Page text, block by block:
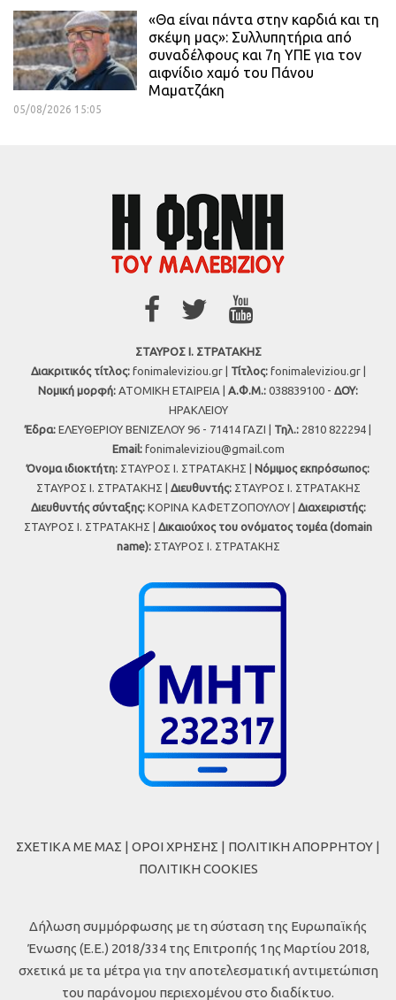
«Θα είναι πάντα στην καρδιά και τη
σκέψη μας»: Συλλυπητήρια από
συναδέλφους και 7η ΥΠΕ για τον
αιφνίδιο χαμό του Πάνου
Μαματζάκη
05/08/2026 15:05
ΣΤΑΥΡΟΣ Ι. ΣΤΡΑΤΑΚΗΣ
Διακριτικός τίτλος:fonimaleviziou.gr | Τίτλος:fonimaleviziou.gr |
Νομική μορφή: ΑΤΟΜΙΚΗ ΕΤΑΙΡΕΙΑ | Α.Φ.Μ.: 038839100 - ΔΟΥ:
ΗΡΑΚΛΕΙΟΥ
Έδρα: ΕΛΕΥΘΕΡΙΟΥ ΒΕΝΙΖΕΛΟΥ 96 - 71414 ΓΑΖΙ | Τηλ.: 2810 822294 |
Εmail: fonimaleviziou@gmail.com
Όνομα ιδιοκτήτη: ΣΤΑΥΡΟΣ Ι. ΣΤΡΑΤΑΚΗΣ | Νόμιμος εκπρόσωπος:
ΣΤΑΥΡΟΣ Ι. ΣΤΡΑΤΑΚΗΣ | Διευθυντής:ΣΤΑΥΡΟΣ Ι. ΣΤΡΑΤΑΚΗΣ
Διευθυντής σύνταξης:ΚΟΡΙΝΑ ΚΑΦΕΤΖΟΠΟΥΛΟΥ | Διαχειριστής:
ΣΤΑΥΡΟΣ Ι. ΣΤΡΑΤΑΚΗΣ | Δικαιούχος του ονόματος τομέα (domain
name):ΣΤΑΥΡΟΣ Ι. ΣΤΡΑΤΑΚΗΣ
ΣΧΕΤΙΚΑ ΜΕ ΜΑΣ | ΟΡΟΙ ΧΡΗΣΗΣ | ΠΟΛΙΤΙΚΗ ΑΠΟΡΡΗΤΟΥ |
ΠΟΛΙΤΙΚΗ COOKIES
Δήλωση συμμόρφωσης με τη σύσταση της Ευρωπαϊκής
Ένωσης (Ε.Ε.) 2018/334 της Επιτροπής 1ης Μαρτίου 2018,
σχετικά με τα μέτρα για την αποτελεσματική αντιμετώπιση
του παράνομου περιεχομένου στο διαδίκτυο.